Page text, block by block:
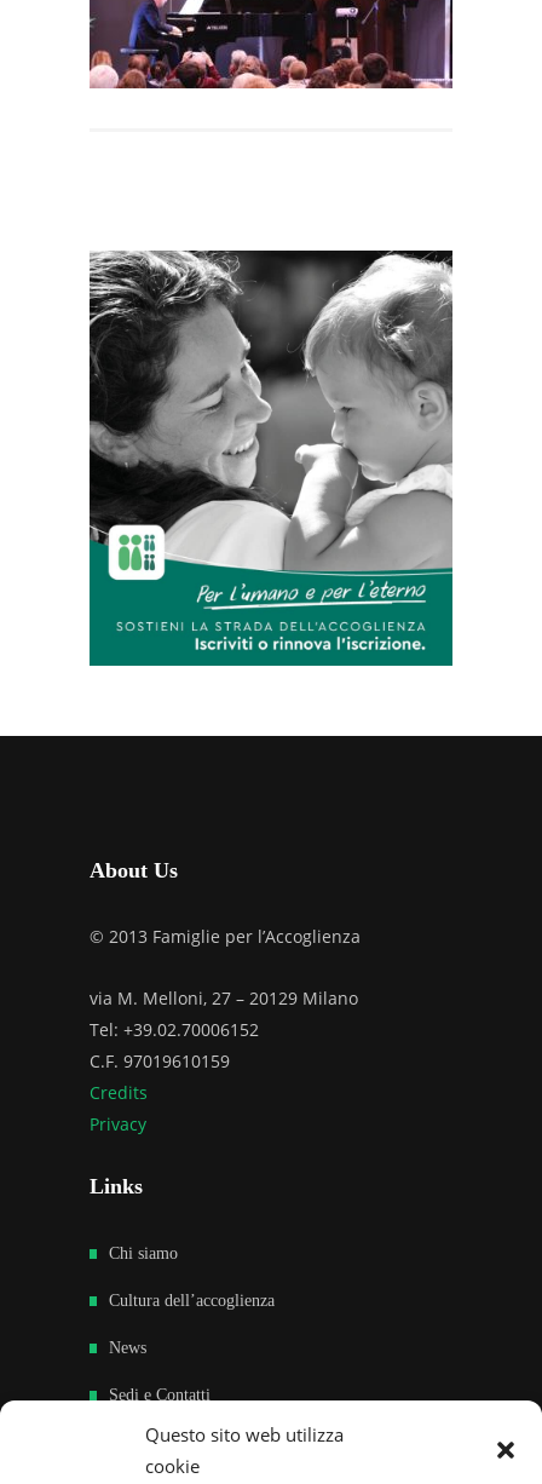
Questo sito web utilizza
cookie
About Us
© 2013 Famiglie per l’Accoglienza
via M. Melloni, 27 – 20129 Milano
Tel: +39.02.70006152
C.F. 97019610159
Credits
Privacy
Links
Chi siamo
Cultura dell’accoglienza
News
Sedi e Contatti
Sostieni